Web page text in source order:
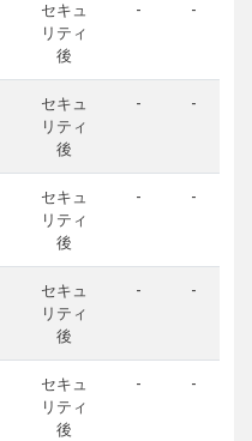
セキュ
リティ
後
- -
セキュ
リティ
後
- -
セキュ
リティ
後
- -
セキュ
リティ
後
- -
セキュ
リティ
後
- -